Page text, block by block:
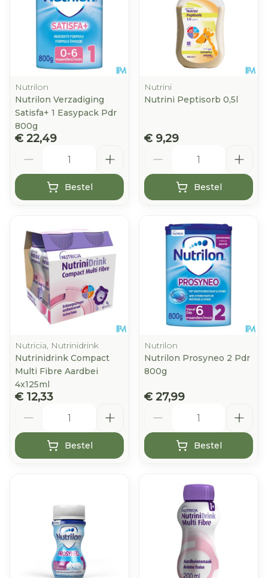
Nutrilon
Nutrilon Verzadiging
Satisfa+ 1 Easypack Pdr
800g
€ 22,49
Bestel
Nutrini
Nutrini Peptisorb 0,5l
€ 9,29
Bestel
Nutricia, Nutrinidrink
Nutrinidrink Compact
Multi Fibre Aardbei
4x125ml
€ 12,33
Bestel
Nutrilon
Nutrilon Prosyneo 2 Pdr
800g
€ 27,99
Bestel